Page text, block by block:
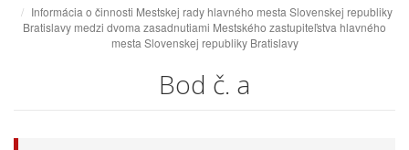
Informácia o činnosti Mestskej rady hlavného mesta Slovenskej republiky
Bratislavy medzi dvoma zasadnutiami Mestského zastupiteľstva hlavného
mesta Slovenskej republiky Bratislavy
Bod č. a